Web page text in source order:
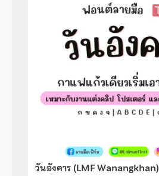
วันอังคาร (LMF Wanangkhan)